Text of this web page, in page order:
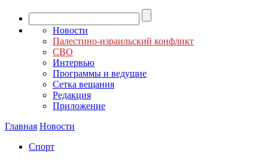
Новости
Палестино-израильский конфликт
СВО
Интервью
Программы и ведущие
Сетка вещания
Редакция
Приложение
Главная Новости
Спорт